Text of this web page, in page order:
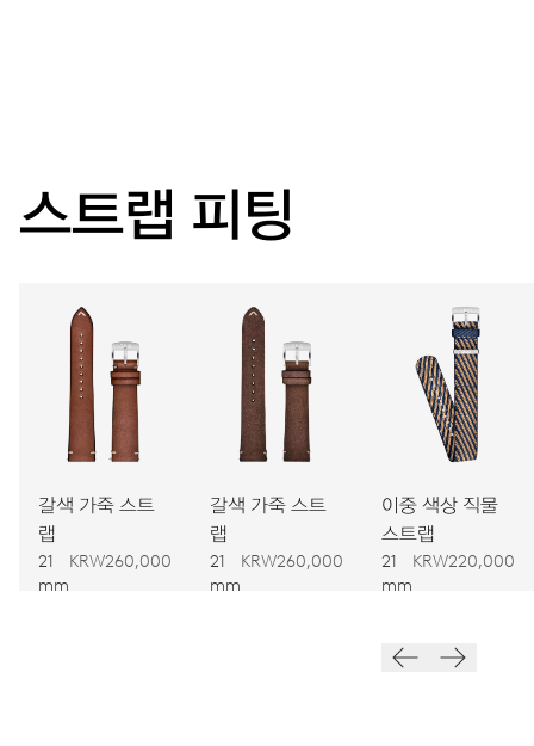
38시간
Ø 30.00 mm, 13 1/4’’’
와인딩
오토메틱 와인딩
스트랩 피팅
갈색 가죽 스트
랩
21
mm
KRW260,000
갈색 가죽 스트
랩
21
mm
KRW260,000
이중 색상 직물
스트랩
21
mm
KRW220,000